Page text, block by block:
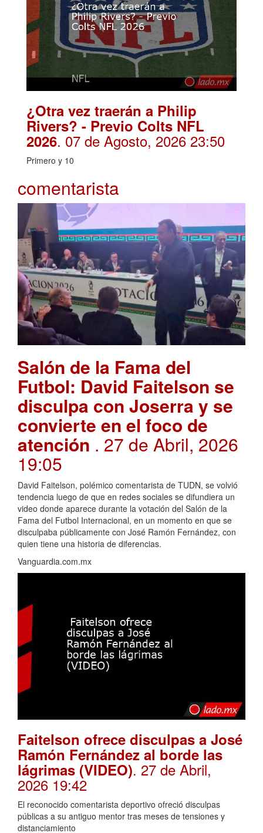
¿Otra vez traerán a Philip
Rivers? - Previo Colts NFL
2026. 07 de Agosto, 2026 23:50
Primero y 10
comentarista
Salón de la Fama del
Futbol: David Faitelson se
disculpa con Joserra y se
convierte en el foco de
atención . 27 de Abril, 2026
19:05
David Faitelson, polémico comentarista de TUDN, se volvió
tendencia luego de que en redes sociales se difundiera un
video donde aparece durante la votación del Salón de la
Fama del Futbol Internacional, en un momento en que se
disculpaba públicamente con José Ramón Fernández, con
quien tiene una historia de diferencias.
Vanguardia.com.mx
Faitelson ofrece disculpas a José
Ramón Fernández al borde las
lágrimas (VIDEO). 27 de Abril,
2026 19:42
El reconocido comentarista deportivo ofreció disculpas
públicas a su antiguo mentor tras meses de tensiones y
distanciamiento